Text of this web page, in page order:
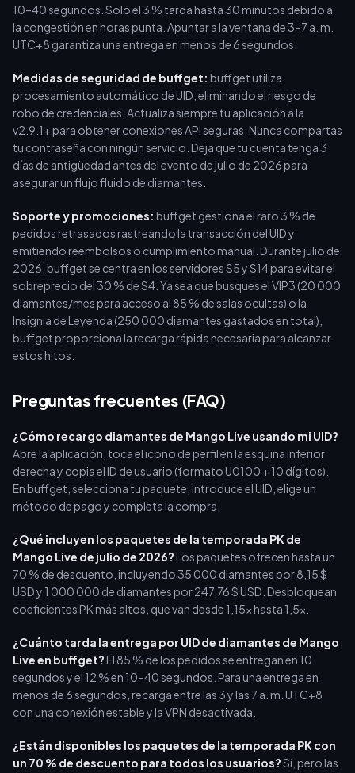
10–40 segundos. Solo el 3 % tarda hasta 30 minutos debido a
la congestión en horas punta. Apuntar a la ventana de 3–7 a. m.
UTC+8 garantiza una entrega en menos de 6 segundos.
Medidas de seguridad de buffget: buffget utiliza
procesamiento automático de UID, eliminando el riesgo de
robo de credenciales. Actualiza siempre tu aplicación a la
v2.9.1+ para obtener conexiones API seguras. Nunca compartas
tu contraseña con ningún servicio. Deja que tu cuenta tenga 3
días de antigüedad antes del evento de julio de 2026 para
asegurar un flujo fluido de diamantes.
Soporte y promociones: buffget gestiona el raro 3 % de
pedidos retrasados rastreando la transacción del UID y
emitiendo reembolsos o cumplimiento manual. Durante julio de
2026, buffget se centra en los servidores S5 y S14 para evitar el
sobreprecio del 30 % de S4. Ya sea que busques el VIP3 (20 000
diamantes/mes para acceso al 85 % de salas ocultas) o la
Insignia de Leyenda (250 000 diamantes gastados en total),
buffget proporciona la recarga rápida necesaria para alcanzar
estos hitos.
Preguntas frecuentes (FAQ)
¿Cómo recargo diamantes de Mango Live usando mi UID?
Abre la aplicación, toca el icono de perfil en la esquina inferior
derecha y copia el ID de usuario (formato U0100 + 10 dígitos).
En buffget, selecciona tu paquete, introduce el UID, elige un
método de pago y completa la compra.
¿Qué incluyen los paquetes de la temporada PK de
Mango Live de julio de 2026?Los paquetes ofrecen hasta un
70 % de descuento, incluyendo 35 000 diamantes por 8,15 $
USD y 1 000 000 de diamantes por 247,76 $ USD. Desbloquean
coeficientes PK más altos, que van desde 1,15x hasta 1,5x.
¿Cuánto tarda la entrega por UID de diamantes de Mango
Live en buffget?El 85 % de los pedidos se entregan en 10
segundos y el 12 % en 10–40 segundos. Para una entrega en
menos de 6 segundos, recarga entre las 3 y las 7 a. m. UTC+8
con una conexión estable y la VPN desactivada.
¿Están disponibles los paquetes de la temporada PK con
un 70 % de descuento para todos los usuarios?Sí, pero las